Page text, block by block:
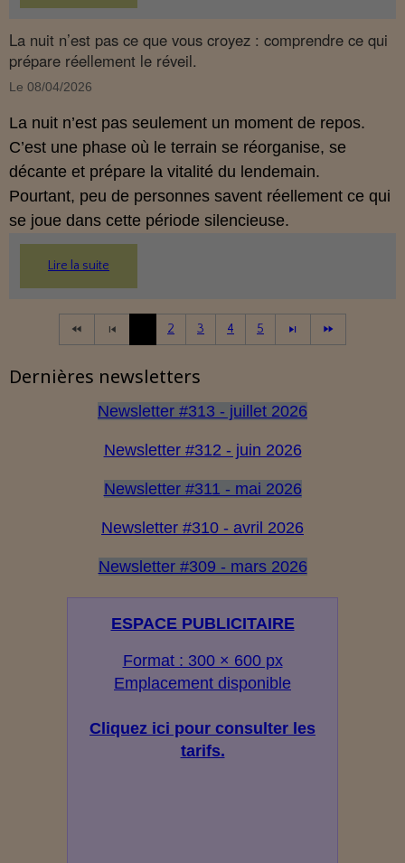
La nuit n’est pas ce que vous croyez : comprendre ce qui
prépare réellement le réveil.
Le 08/04/2026
La nuit n’est pas seulement un moment de repos.
C’est une phase où le terrain se réorganise, se
décante et prépare la vitalité du lendemain.
Pourtant, peu de personnes savent réellement ce qui
se joue dans cette période silencieuse.
Lire la suite
2 3 4 5
Dernières newsletters
Newsletter #313 - juillet 2026
Newsletter #312 - juin 2026
Newsletter #311 - mai 2026
Newsletter #310 - avril 2026
Newsletter #309 - mars 2026
ESPACE PUBLICITAIRE
Format : 300 × 600 px
Emplacement disponible
Cliquez ici pour consulter les
tarifs.